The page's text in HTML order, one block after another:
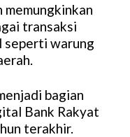
M
u
t
transaksi
seperti warung
bagian
Bank Rakyat
terakhir.